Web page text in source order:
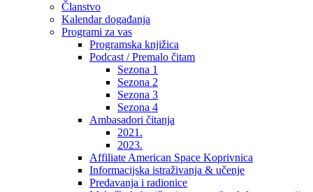
Članstvo
Kalendar događanja
Programi za vas
Programska knjižica
Podcast / Premalo čitam
Sezona 1
Sezona 2
Sezona 3
Sezona 4
Ambasadori čitanja
2021.
2023.
Affiliate American Space Koprivnica
Informacijska istraživanja & učenje
Predavanja i radionice